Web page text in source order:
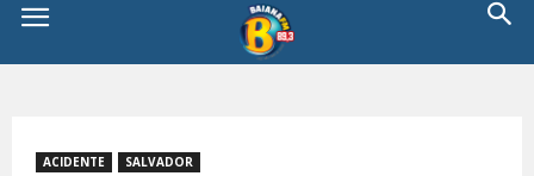
ACIDENTE SALVADOR